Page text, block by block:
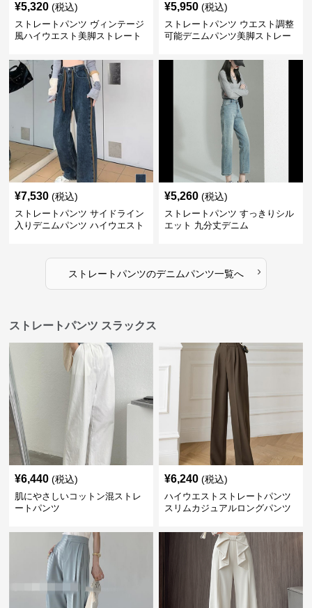
¥5,320 (税込)
ストレートパンツ ヴィンテージ
風ハイウエスト美脚ストレート
¥5,950 (税込)
ストレートパンツ ウエスト調整
可能デニムパンツ美脚ストレー
¥7,530 (税込)
ストレートパンツ サイドライン
入りデニムパンツ ハイウエスト
¥5,260 (税込)
ストレートパンツ すっきりシル
エット 九分丈デニム
ストレートパンツのデニムパンツ一覧へ ›
ストレートパンツ スラックス
¥6,440 (税込)
肌にやさしいコットン混ストレ
ートパンツ
¥6,240 (税込)
ハイウエストストレートパンツ
スリムカジュアルロングパンツ